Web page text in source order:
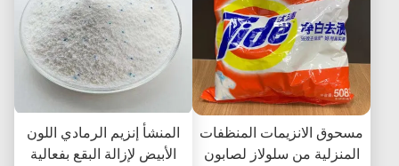
مسحوق الانزيمات المنظفات
المنزلية من سلولاز لصابون
المنشأ إنزيم الرمادي اللون
الأبيض لإزالة البقع بفعالية